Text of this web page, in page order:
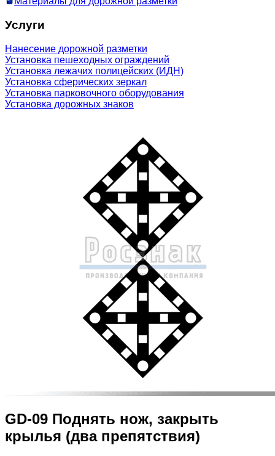
Услуги
Нанесение дорожной разметки
Установка пешеходных ограждений
Установка лежачих полицейских (ИДН)
Установка сферических зеркал
Установка парковочного оборудования
Установка дорожных знаков
GD-09 Поднять нож, закрыть
крылья (два препятствия)